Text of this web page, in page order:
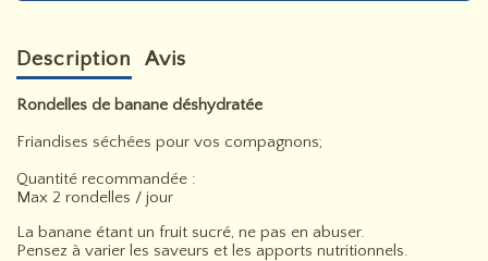
Description Avis
Rondelles de banane déshydratée
Friandises séchées pour vos compagnons;
Quantité recommandée :
Max 2 rondelles / jour
La banane étant un fruit sucré, ne pas en abuser.
Pensez à varier les saveurs et les apports nutritionnels.